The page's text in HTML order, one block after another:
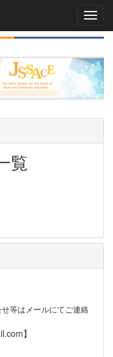
覧
等はメールにてご連絡
】